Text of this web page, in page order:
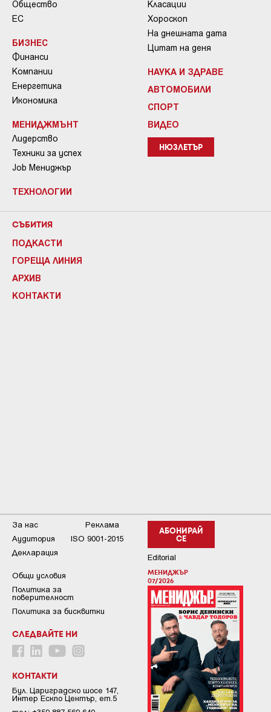
Общество
ЕС
БИЗНЕС
Финанси
Компании
Енергетика
Икономика
МЕНИДЖМЪНТ
Лидерство
Техники за успех
Job Мениджър
ТЕХНОЛОГИИ
Класации
Хороскоп
На днешната дата
Цитат на деня
НАУКА И ЗДРАВЕ
АВТОМОБИЛИ
СПОРТ
ВИДЕО
НЮЗЛЕТЪР
СЪБИТИЯ
ПОДКАСТИ
ГОРЕЩА ЛИНИЯ
АРХИВ
КОНТАКТИ
АБОНИРАЙ
СЕ
Editorial
МЕНИДЖЪР
07/2026
За нас
Реклама
Аудитория
ISO 9001-2015
Декларация
Общи условия
Пoлитикa зa
пoвepитeлнocт
Политика за бисквитки
СЛЕДВАЙТЕ НИ
КОНТАКТИ
Бул. Цариградско шосе 147,
Интер Ескпо Център, ет.5